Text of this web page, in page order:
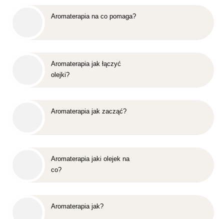
Aromaterapia na co pomaga?
Aromaterapia jak łączyć
olejki?
Aromaterapia jak zacząć?
Aromaterapia jaki olejek na
co?
Aromaterapia jak?